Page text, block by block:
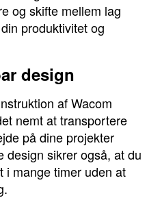
og skifte mellem lag
produktivitet og
design
af Wacom
nemt at transportere
på dine projekter
design sikrer også, at du
i mange timer uden at